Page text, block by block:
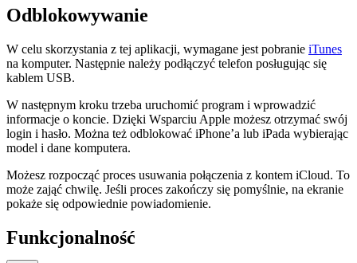
Odblokowywanie
W celu skorzystania z tej aplikacji, wymagane jest pobranie iTunes
na komputer. Następnie należy podłączyć telefon posługując się
kablem USB.
W następnym kroku trzeba uruchomić program i wprowadzić
informacje o koncie. Dzięki Wsparciu Apple możesz otrzymać swój
login i hasło. Można też odblokować iPhone’a lub iPada wybierając
model i dane komputera.
Możesz rozpocząć proces usuwania połączenia z kontem iCloud. To
może zająć chwilę. Jeśli proces zakończy się pomyślnie, na ekranie
pokaże się odpowiednie powiadomienie.
Funkcjonalność